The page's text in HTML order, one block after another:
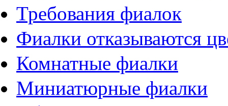
Требования фиалок
Фиалки отказываются
Комнатные фиалки
Миниатюрные фиалки